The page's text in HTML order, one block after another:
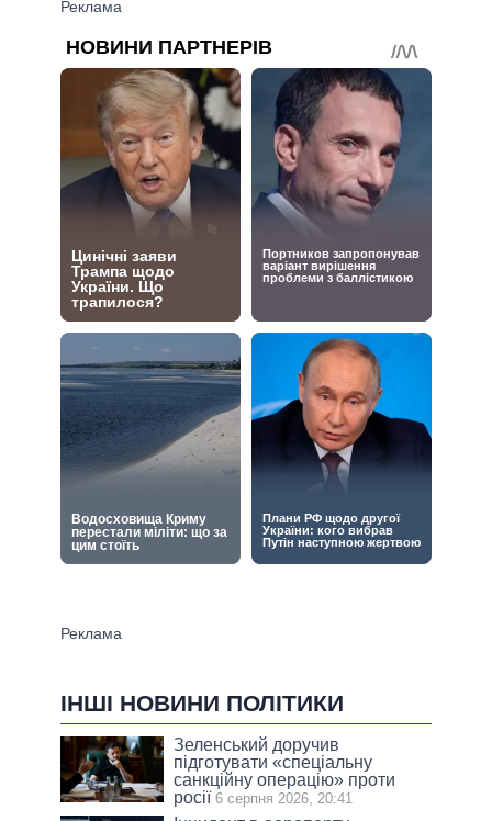
ІНШІ НОВИНИ ПОЛІТИКИ
Зеленський доручив
підготувати «спеціальну
санкційну операцію» проти
росії 6 серпня 2026, 20:41